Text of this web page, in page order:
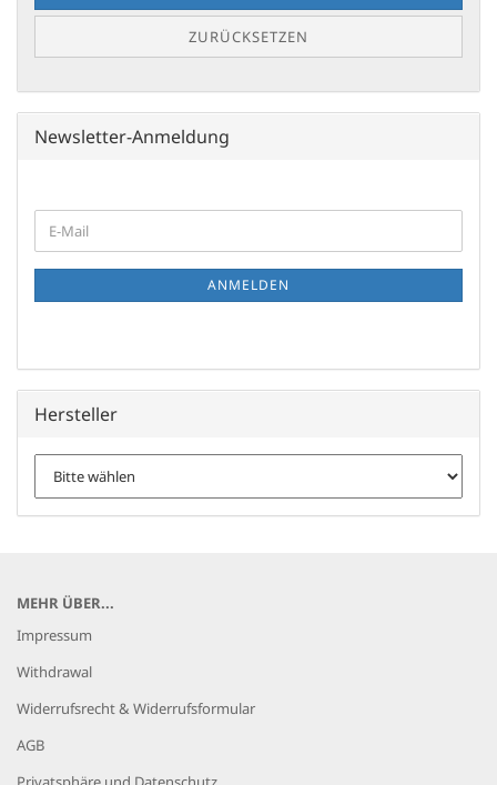
ZURÜCKSETZEN
Newsletter-Anmeldung
ZUR
NEWSLETTER-
E-
Mail
ANMELDEN
Hersteller
MEHR ÜBER...
Impressum
Withdrawal
Widerrufsrecht & Widerrufsformular
AGB